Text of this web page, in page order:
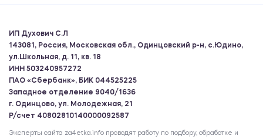
ИП Духович С.Л
143081, Россия, Московская обл., Одинцовский р-н, с.Юдино,
ул.Школьная, д. 11, кв. 18
ИНН 503240957272
ПАО «Сбербанк», БИК 044525225
Западное отделение 9040/1636
г. Одинцово, ул. Молодежная, 21
Р/счет 40802810140000092587
Эксперты сайта za4etka.info проводят работу по подбору, обработке и